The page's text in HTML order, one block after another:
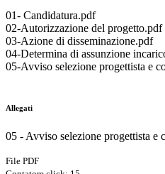
01- Candidatura.pdf
02-Autorizzazione del progetto.pdf
03-Azione di disseminazione.pdf
04-Determina di assunzione
05-Avviso selezione progettista e
Allegati
05 - Avviso selezione progettista
File PDF